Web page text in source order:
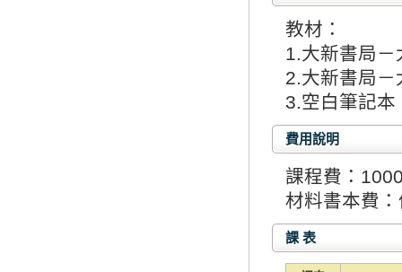
教材：
1.大新書局
2.大新書局
3.空白筆記本
費用說明
課程費：
材料書本費
課 表